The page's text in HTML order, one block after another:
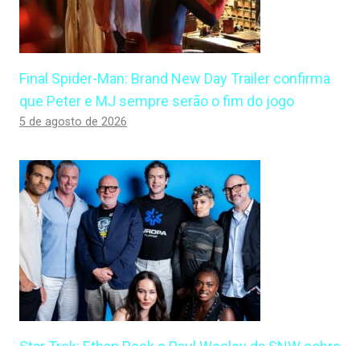
Final Spider-Man: Brand New Day Trailer confirma
que Peter e MJ sempre serão o fim do jogo
5 de agosto de 2026